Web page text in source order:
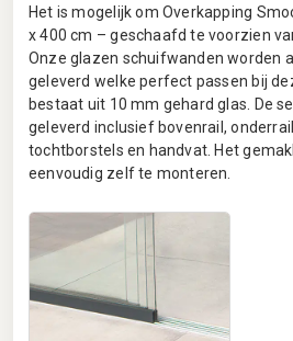
Het is mogelijk om Overkapping
x 400 cm – geschaafd te voorzien
Onze glazen schuifwanden worden
geleverd welke perfect passen bij
bestaat uit 10 mm gehard glas. De
geleverd inclusief bovenrail,
tochtborstels en handvat. Het
eenvoudig zelf te monteren.